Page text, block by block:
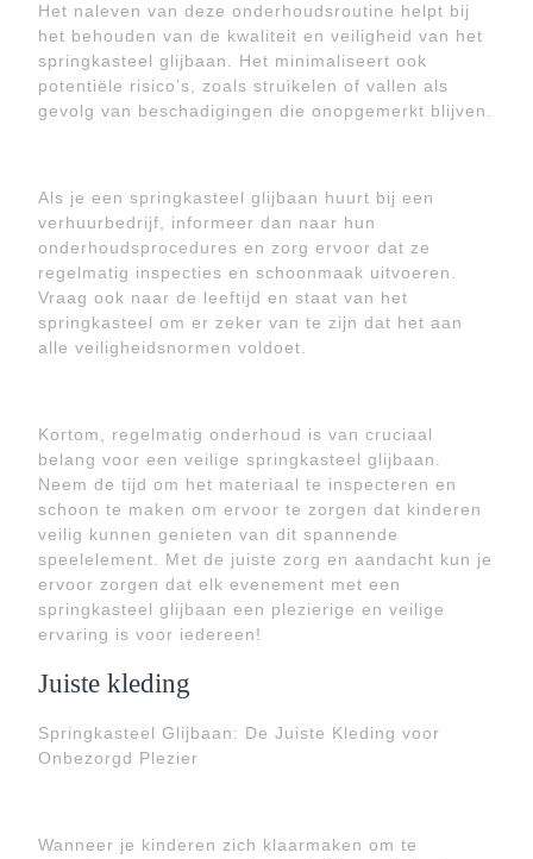
Het naleven van deze onderhoudsroutine helpt bij
het behouden van de kwaliteit en veiligheid van het
springkasteel glijbaan. Het minimaliseert ook
potentiële risico’s, zoals struikelen of vallen als
gevolg van beschadigingen die onopgemerkt blijven.
Als je een springkasteel glijbaan huurt bij een
verhuurbedrijf, informeer dan naar hun
onderhoudsprocedures en zorg ervoor dat ze
regelmatig inspecties en schoonmaak uitvoeren.
Vraag ook naar de leeftijd en staat van het
springkasteel om er zeker van te zijn dat het aan
alle veiligheidsnormen voldoet.
Kortom, regelmatig onderhoud is van cruciaal
belang voor een veilige springkasteel glijbaan.
Neem de tijd om het materiaal te inspecteren en
schoon te maken om ervoor te zorgen dat kinderen
veilig kunnen genieten van dit spannende
speelelement. Met de juiste zorg en aandacht kun je
ervoor zorgen dat elk evenement met een
springkasteel glijbaan een plezierige en veilige
ervaring is voor iedereen!
Juiste kleding
Springkasteel Glijbaan: De Juiste Kleding voor
Onbezorgd Plezier
Wanneer je kinderen zich klaarmaken om te